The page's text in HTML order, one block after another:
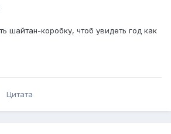
шайтан-коробку, чтоб увидеть год как
Цитата